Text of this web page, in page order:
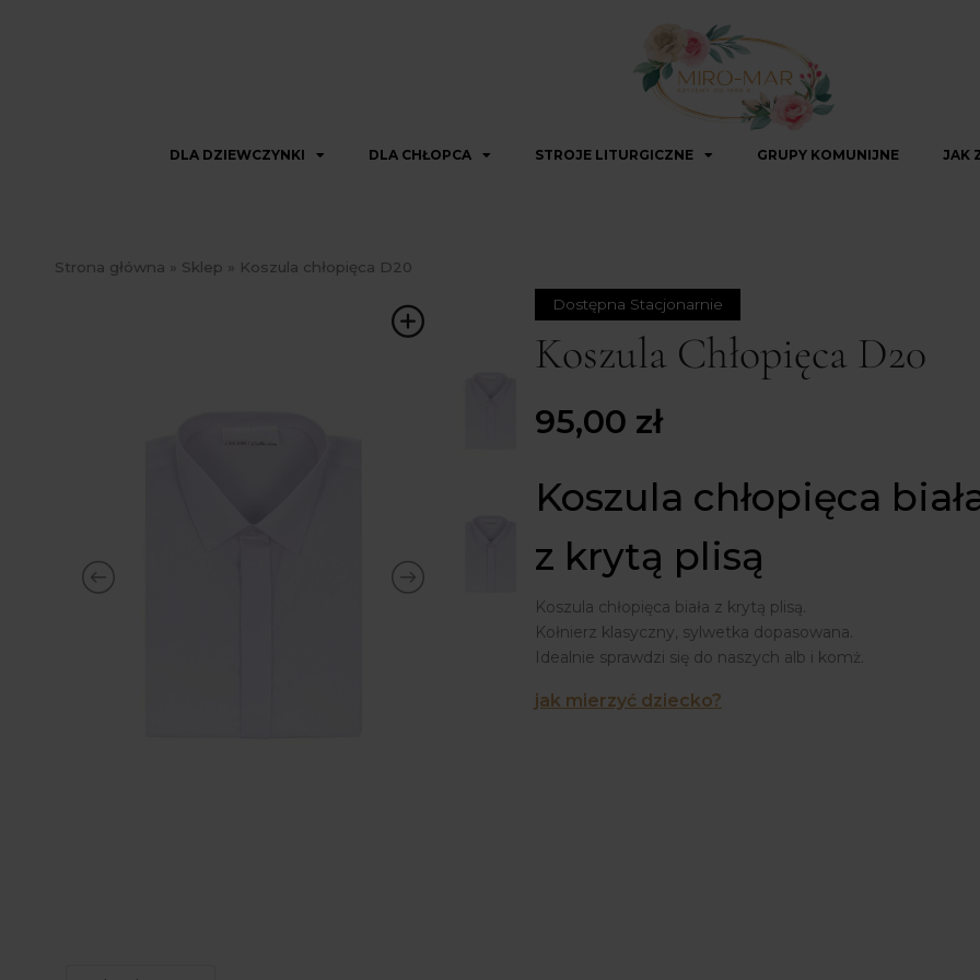
DLA DZIEWCZYNKI DLA CHŁOPCA STROJE LITURGICZNE GRUPY KOMUNIJNE JAK
Strona główna » Sklep » Koszula chłopięca D20
Dostępna Stacjonarnie
Koszula Chłopięca D20
95,00 zł
Koszula chłopięca
z krytą plisą
Koszula chłopięca biała z krytą plisą.
Kołnierz klasyczny, sylwetka dopasowana.
Idealnie sprawdzi się do naszych alb i komż.
jak mierzyć dziecko?